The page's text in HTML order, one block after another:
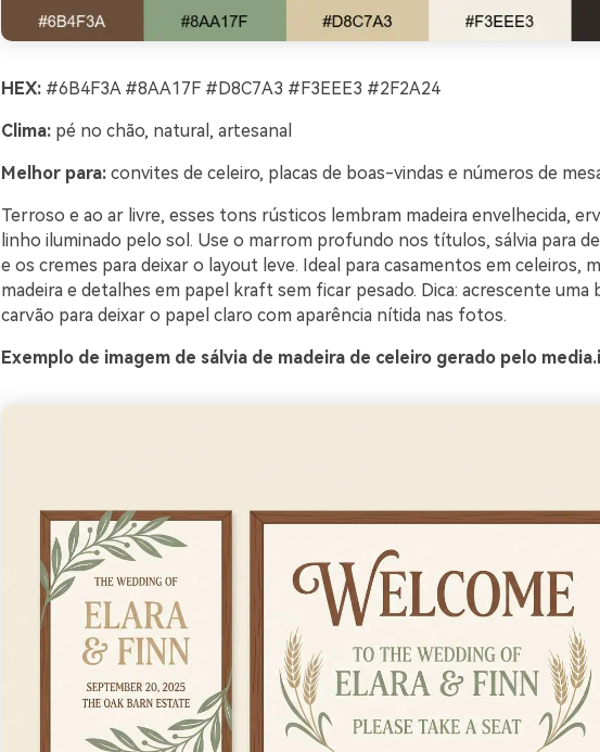
HEX:#6B4F3A #8AA17F #D8C7A3 #F3EEE3 #2F2A24
Clima:pé no chão, natural, artesanal
Melhor para:convites de celeiro, placas de boas-vindas e números de
Terroso e ao ar livre, esses tons rústicos lembram madeira envelhecida,
linho iluminado pelo sol. Use o marrom profundo nos títulos, sálvia para
e os cremes para deixar o layout leve. Ideal para casamentos em celeiros,
madeira e detalhes em papel kraft sem ficar pesado. Dica: acrescente uma
carvão para deixar o papel claro com aparência nítida nas fotos.
Exemplo de imagem de sálvia de madeira de celeiro gerado pelo